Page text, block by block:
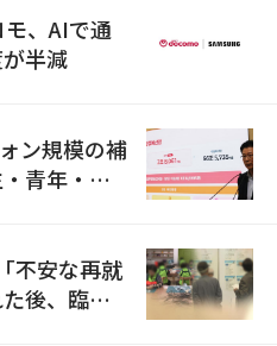
、AIで通
半減
ン規模の補
青年・安
不安な再就
後、臨時